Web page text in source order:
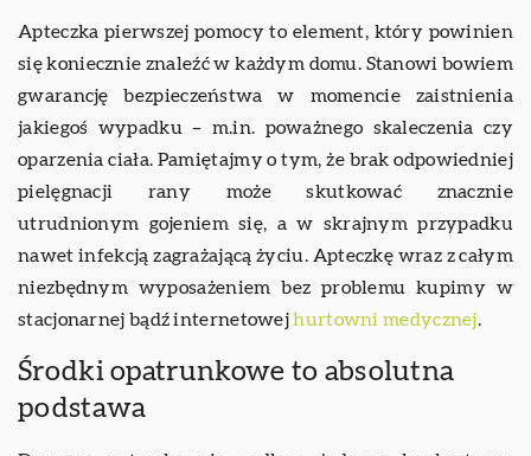
Apteczka pierwszej pomocy to element, który powinien
się koniecznie znaleźć w każdym domu. Stanowi bowiem
gwarancję bezpieczeństwa w momencie zaistnienia
jakiegoś wypadku – m.in. poważnego skaleczenia czy
oparzenia ciała. Pamiętajmy o tym, że brak odpowiedniej
pielęgnacji rany może skutkować znacznie
utrudnionym gojeniem się, a w skrajnym przypadku
nawet infekcją zagrażającą życiu. Apteczkę wraz z całym
niezbędnym wyposażeniem bez problemu kupimy w
stacjonarnej bądź internetowejhurtowni medycznej.
Środki opatrunkowe to absolutna
podstawa